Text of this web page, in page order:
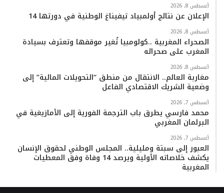
أغسطس 8, 2026
الإعلان عن نتائج أولمبياد تيفيناغ الوطنية في دورتها 14
أغسطس 8, 2026
الصحراء المغربية ..كولومبيا تُغير موقفها وتعترف بسيادة
المغرب على صحرائه
أغسطس 8, 2026
مغاربة العالم.. الانتقال من منطق “التحويلات المالية” إلى
وضعية الشريك الاقتصادي الفاعل
أغسطس 7, 2026
محمد فارسي يطرق باب الترجمة الفورية إلى الأمازيغية في
البرلمان المغربي
أغسطس 7, 2026
العبور إلى سبتة ومليلية.. المجلس الوطني لحقوق الإنسان
يكشف خلاصاته الأولية ويرصد 14 وفاة وفق المعطيات
المغربية